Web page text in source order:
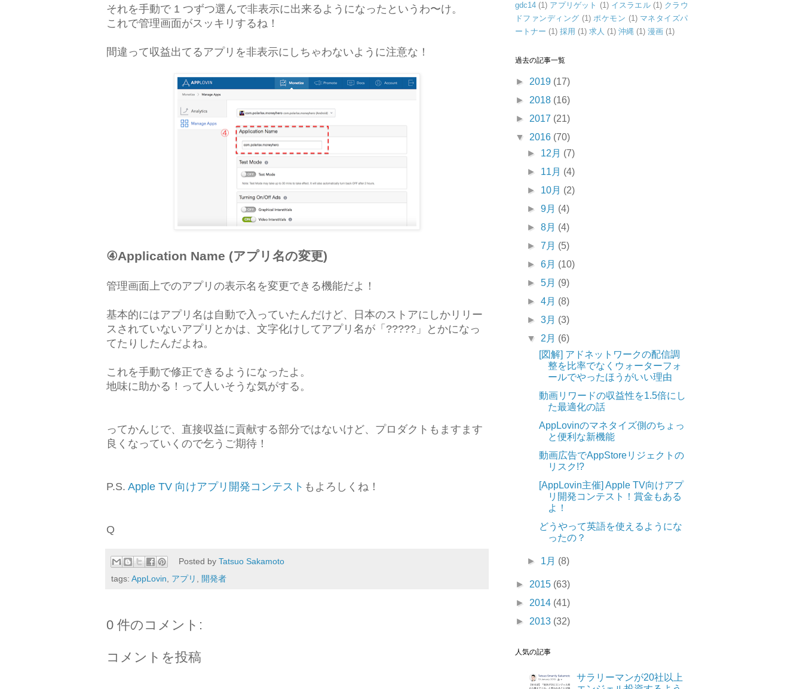
それを手動で 1 つずつ選んで非表示に出来るようになったというわ〜け。
これで管理画面がスッキリするね！
間違って収益出てるアプリを非表示にしちゃわないように注意な！
④Application Name (アプリ名の変更)
管理画面上でのアプリの表示名を変更できる機能だよ！
基本的にはアプリ名は自動で入っていたんだけど、日本のストアにしかリリー
スされていないアプリとかは、文字化けしてアプリ名が「?????」とかになっ
てたりしたんだよね。
これを手動で修正できるようになったよ。
地味に助かる！って人いそうな気がする。
ってかんじで、直接収益に貢献する部分ではないけど、プロダクトもますます
良くなっていくので乞うご期待！
P.S. Apple TV 向けアプリ開発コンテスト もよろしくね！
Q
Posted byTatsuo Sakamoto
tags: AppLovin, アプリ , 開発者
0 件のコメント:
コメントを投稿
gdc14 (1) アプリゲット (1) イスラエル (1) クラウ
ドファンディング (1) ポケモン (1) マネタイズパ
ートナー (1) 採用 (1) 求人 (1) 沖縄 (1) 漫画 (1)
過去の記事一覧
► 2019 (17)
► 2018 (16)
► 2017 (21)
▼ 2016 (70)
► 12月 (7)
► 11月 (4)
► 10月 (2)
►9月 (4)
►8月 (4)
►7月 (5)
►6月 (10)
►5月 (9)
►4月 (8)
►3月 (3)
▼ 2月 (6)
[図解] アドネットワークの配信調
整を比率でなくウォーターフォ
ールでやったほうがいい理由
動画リワードの収益性を1.5倍にし
た最適化の話
AppLovinのマネタイズ側のちょっ
と便利な新機能
動画広告でAppStoreリジェクトの
リスク!?
[AppLovin主催] Apple TV向けアプ
リ開発コンテスト！賞金もある
よ！
どうやって英語を使えるようにな
ったの？
► 1月 (8)
► 2015 (63)
► 2014 (41)
► 2013 (32)
人気の記事
サラリーマンが20社以上